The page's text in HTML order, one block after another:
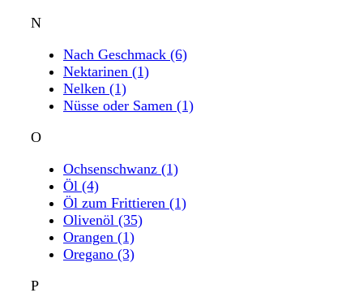
N
Nach Geschmack (6)
Nektarinen (1)
Nelken (1)
Nüsse oder Samen (1)
O
Ochsenschwanz (1)
Öl (4)
Öl zum Frittieren (1)
Olivenöl (35)
Orangen (1)
Oregano (3)
P